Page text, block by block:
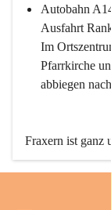
Autobahn
Ausfahrt
Im
Pfarrkirche
abbiegen
Fraxern ist ganz
den öffentlichen